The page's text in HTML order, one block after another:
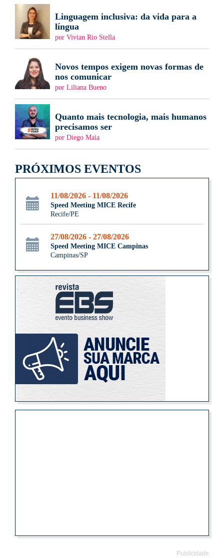
Linguagem inclusiva: da vida para a
língua
por Vivian Rio Stella
Novos tempos exigem novas formas de
nos comunicar
por Liliana Bueno
Quanto mais tecnologia, mais humanos
precisamos ser
por Diego Maia
PRÓXIMOS EVENTOS
11/08/2026 - 11/08/2026
Speed Meeting MICE Recife
Recife/PE
27/08/2026 - 27/08/2026
Speed Meeting MICE Campinas
Campinas/SP
Publicidade